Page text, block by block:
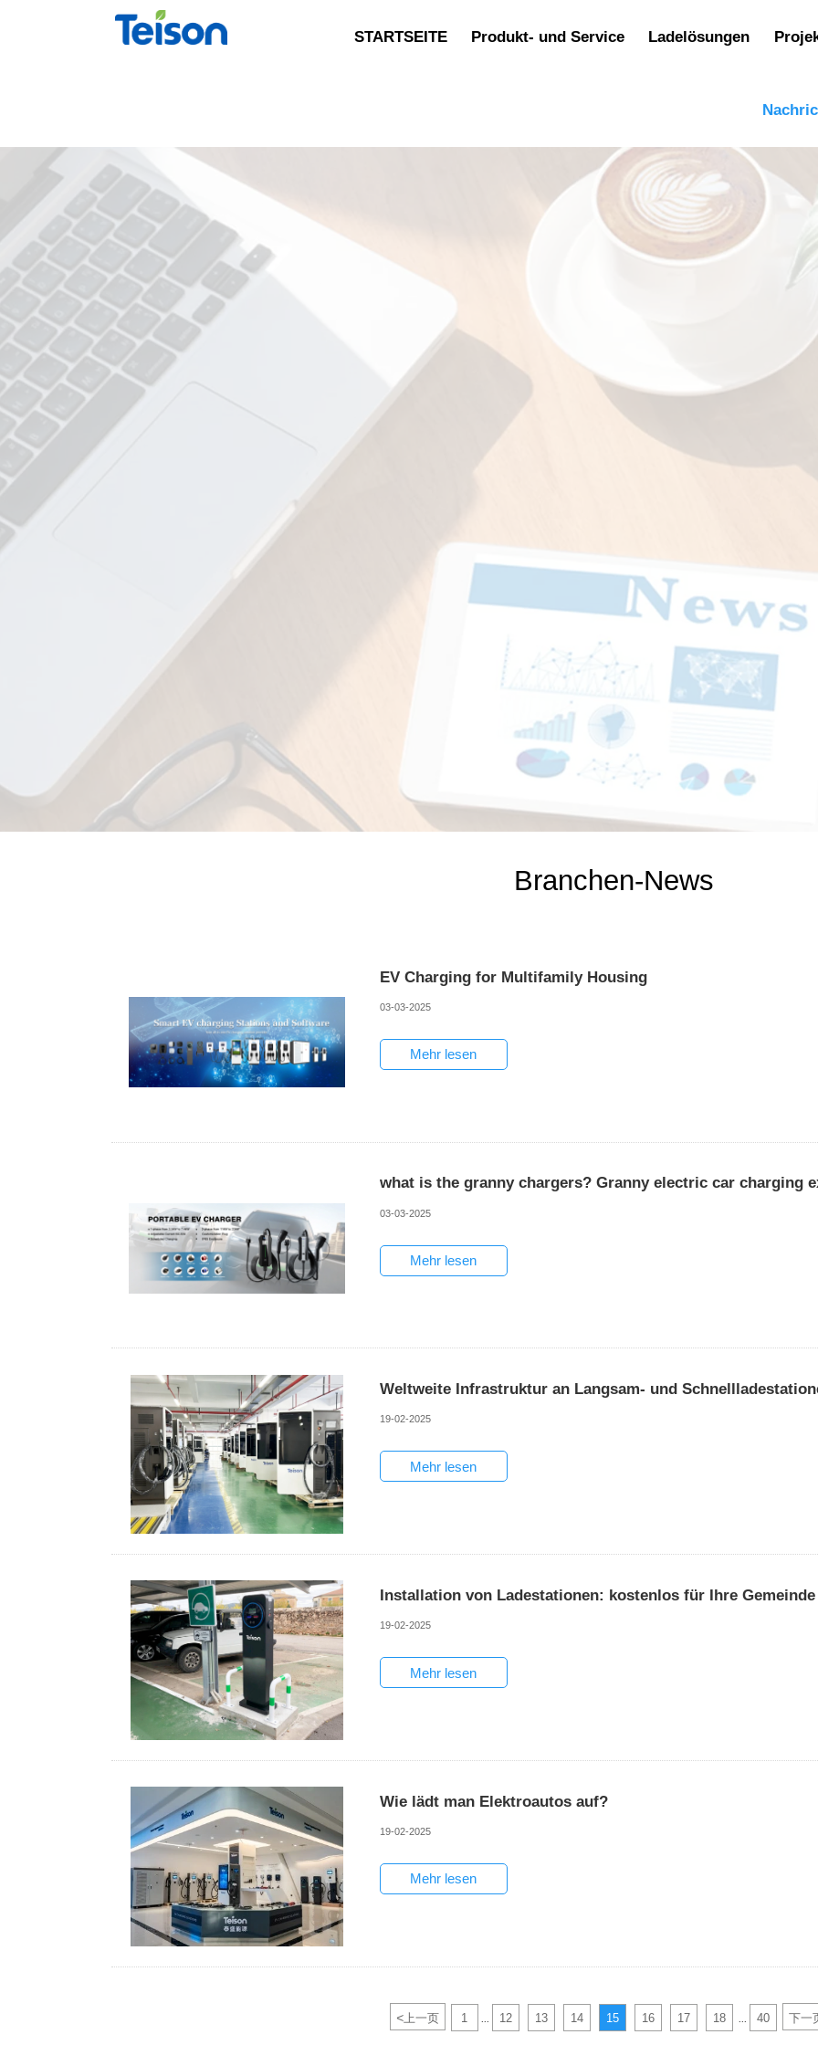
STARTSEITE Produkt- und Service Ladelösungen
Branchen-News
EV Charging for Multifamily Housing
03-03-2025
Mehr lesen
what is the granny chargers? Granny electric car charging
03-03-2025
Mehr lesen
Weltweite Infrastruktur an Langsam- und
19-02-2025
Mehr lesen
Installation von Ladestationen: kostenlos für Ihre Gemeinde
19-02-2025
Mehr lesen
Wie lädt man Elektroautos auf?
19-02-2025
Mehr lesen
<上一页 1 12 13 14 15 16 17 18 40 下一